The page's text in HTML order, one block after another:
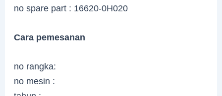
no spare part : 16620-0H020
Cara pemesanan
no rangka:
no mesin :